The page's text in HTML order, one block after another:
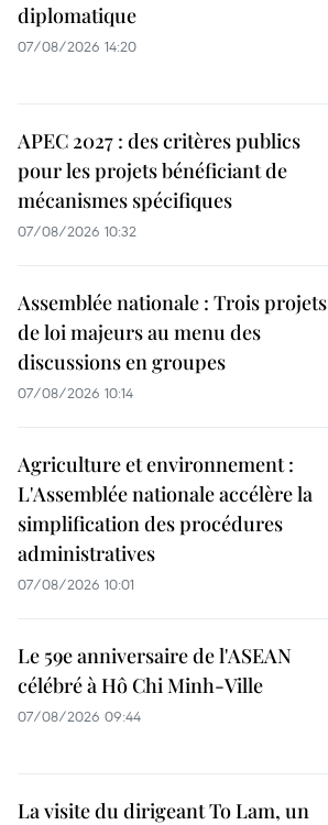
diplomatique
07/08/2026 14:20
APEC 2027 : des critères publics
pour les projets bénéficiant de
mécanismes spécifiques
07/08/2026 10:32
Assemblée nationale : Trois projets
de loi majeurs au menu des
discussions en groupes
07/08/2026 10:14
Agriculture et environnement :
L'Assemblée nationale accélère la
simplification des procédures
administratives
07/08/2026 10:01
Le 59e anniversaire de l'ASEAN
célébré à Hô Chi Minh-Ville
07/08/2026 09:44
La visite du dirigeant To Lam, un